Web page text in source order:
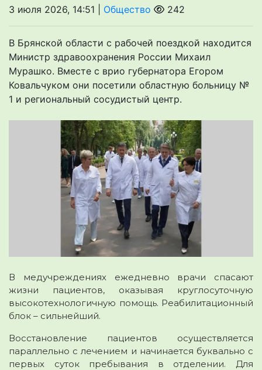
3 июля 2026, 14:51 | Общество 242
В Брянской области с рабочей поездкой находится
Министр здравоохранения России Михаил
Мурашко. Вместе с врио губернатора Егором
Ковальчуком они посетили областную больницу №
1 и региональный сосудистый центр.
В медучреждениях ежедневно врачи спасают
жизни пациентов, оказывая круглосуточную
высокотехнологичную помощь. Реабилитационный
блок – сильнейший.
Восстановление пациентов осуществляется
параллельно с лечением и начинается буквально с
первых суток пребывания в отделении. Для